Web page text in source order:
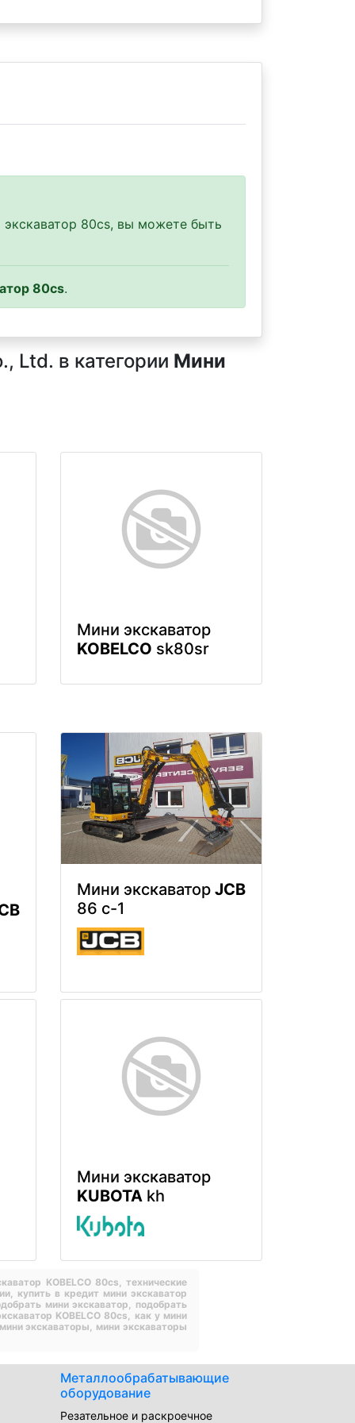
80cs, вы можете быть
80cs.
Ltd. в категории Мини
Мини экскаватор
KOBELCO sk80sr
Мини экскаватор JCB
86 c-1
Мини экскаватор
KUBOTA kh
KOBELCO 80cs,технические
купить в кредит мини экскаватор
мини экскаватор, подобрать
KOBELCO 80cs, как у мини
экскаваторы, мини экскаваторы
Металлообрабатывающие
оборудование
Резательное и раскроечное